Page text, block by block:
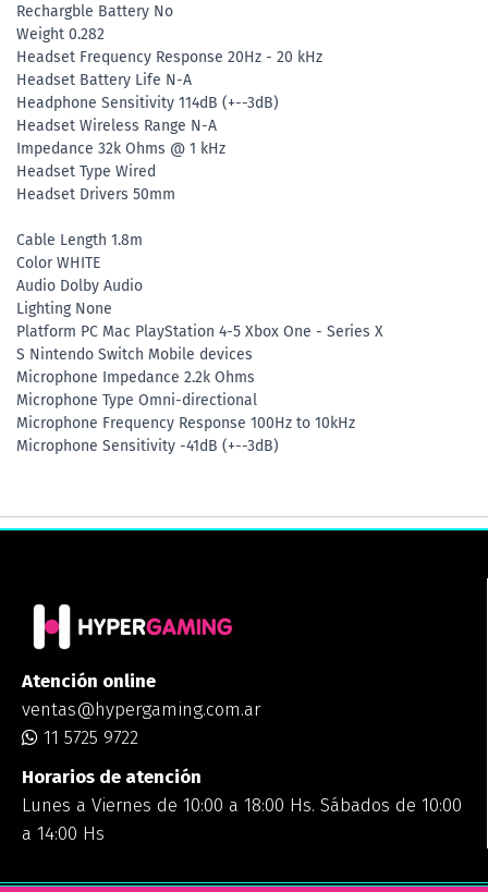
Rechargble Battery No
Weight 0.282
Headset Frequency Response 20Hz - 20 kHz
Headset Battery Life N-A
Headphone Sensitivity 114dB (+--3dB)
Headset Wireless Range N-A
Impedance 32k Ohms @ 1 kHz
Headset Type Wired
Headset Drivers 50mm
Cable Length 1.8m
Color WHITE
Audio Dolby Audio
Lighting None
Platform PC Mac PlayStation 4-5 Xbox One - Series X
S Nintendo Switch Mobile devices
Microphone Impedance 2.2k Ohms
Microphone Type Omni-directional
Microphone Frequency Response 100Hz to 10kHz
Microphone Sensitivity -41dB (+--3dB)
Atención online
ventas@hypergaming.com.ar
11 5725 9722
Horarios de atención
Lunes a Viernes de 10:00 a 18:00 Hs. Sábados de 10:00
a 14:00 Hs